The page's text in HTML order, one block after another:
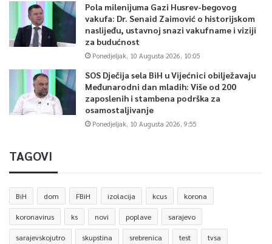
Pola milenijuma Gazi Husrev-begovog
vakufa: Dr. Senaid Zaimović o historijskom
naslijeđu, ustavnoj snazi vakufname i viziji
za budućnost
Ponedjeljak, 10 Augusta 2026, 10:05
SOS Dječija sela BiH u Vijećnici obilježavaju
Međunarodni dan mladih: Više od 200
zaposlenih i stambena podrška za
osamostaljivanje
Ponedjeljak, 10 Augusta 2026, 9:55
TAGOVI
BiH dom FBiH izolacija kcus korona
koronavirus ks novi poplave sarajevo
sarajevskojutro skupstina srebrenica test tvsa